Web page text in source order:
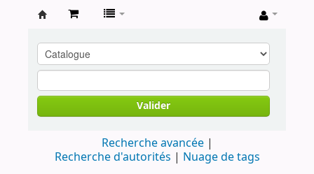
contestataires
Valider
Recherche avancée
Recherche d'autorités
Nuage de tags